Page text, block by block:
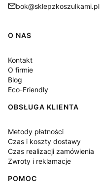
bok@sklepzkoszulkami.pl
Linki w stopce
O NAS
Kontakt
O firmie
Blog
Eco-Friendly
OBSŁUGA KLIENTA
Metody płatności
Czas i koszty dostawy
Czas realizacji zamówienia
Zwroty i reklamacje
POMOC